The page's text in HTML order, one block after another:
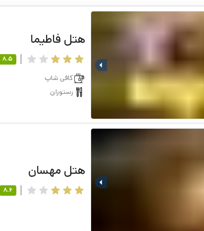
هتل فاطیما
8.5
کافی شاپ
رستوران
هتل مهسان
8.6